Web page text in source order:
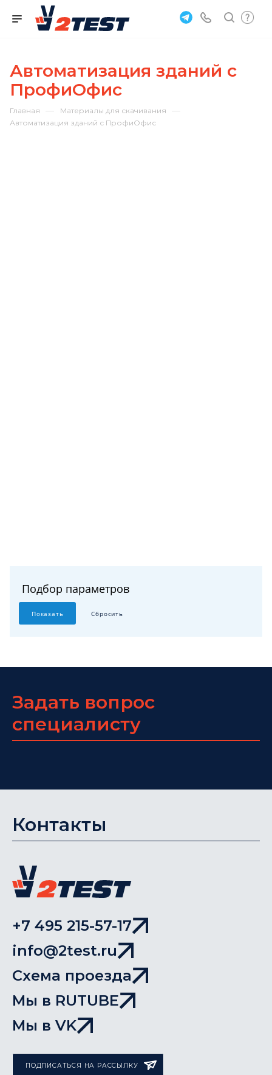
Автоматизация зданий с
ПрофиОфис
Главная — Материалы для скачивания —
Автоматизация зданий с ПрофиОфис
Подбор параметров
Задать вопрос
специалисту
Контакты
+7 495 215-57-17
info@2test.ru
Схема проезда
Мы в RUTUBE
Мы в VK
ПОДПИСАТЬСЯ НА РАССЫЛКУ